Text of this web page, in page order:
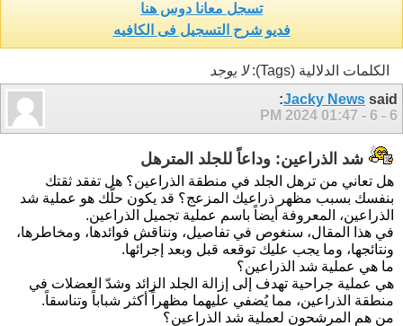
تسجل معانا دوس هنا
فديو شرح التسجيل فى الكافيه
الكلمات الدلالية (Tags):
لا يوجد
Jacky News said:
6 - 6 - 2024
01:47 PM
شد الذراعين: وداعاً للجلد المترهل
هل تعاني من ترهل الجلد في منطقة الذراعين؟ هل تفقد ثقتك
بنفسك بسبب مظهر ذراعيك المزعج؟ قد يكون حلّك هو عملية شد
الذراعين، المعروفة أيضاً باسم عملية تجميل الذراعين.
في هذا المقال، سنغوص في تفاصيل، ونناقش فوائدها، ومخاطرها،
ونتائجها، وما يجب عليك توقعه قبل وبعد إجرائها.
ما هي عملية شد الذراعين؟
هي عملية جراحية تهدف إلى إزالة الجلد الزائد وشدّ العضلات في
منطقة الذراعين، مما يُضفي عليهما مظهراً أكثر شباباً وتناسقاً.
من هم المرشحون لعملية شد الذراعين؟